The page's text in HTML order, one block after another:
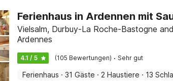
Ferienhaus in Ardennen mit
Vielsalm, Durbuy-La Roche-Bastogne
Ardennes
4.1 / 5 (105 Bewertungen) · Sehr gut
Ferienhaus · 31 Gäste · 2 Haustiere · 13